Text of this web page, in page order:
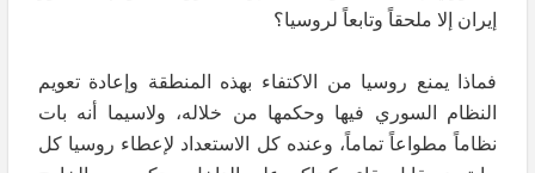
إيران إلا ملحقاً وتابعاً لروسيا؟
فماذا يمنع روسيا من الاكتفاء بهذه المنطقة وإعادة تعويم
النظام السوري فيها وحكمها من خلاله، ولاسيما أنه بات
نظاماً مطواعاً تماماً، وعنده كل الاستعداد لإعطاء روسيا كل